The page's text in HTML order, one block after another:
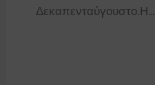
Δεκαπενταύγουστο.Η…